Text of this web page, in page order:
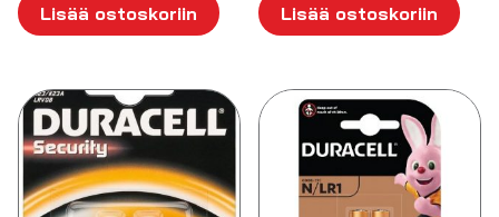
Lisää ostoskoriin Lisää ostoskoriin